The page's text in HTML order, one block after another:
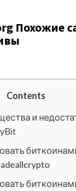
Похожие
Contents
и